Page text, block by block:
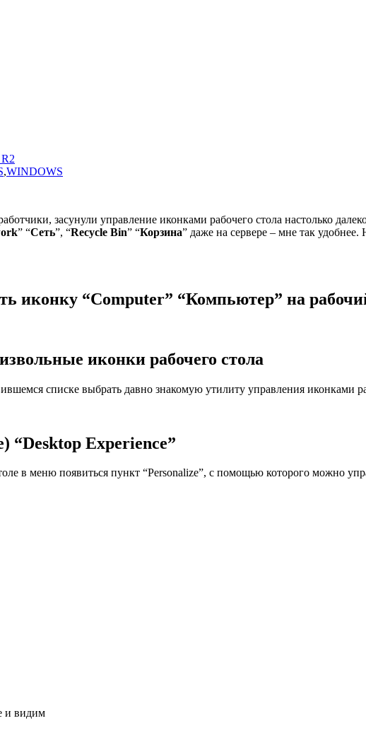
,WINDOWS
засунули управление иконками рабочего стола настолько
” “Сеть”, “Recycle Bin” “Корзина” даже на сервере – мне так
иконку “Computer” “Компьютер” на
иконки рабочего стола
списке выбрать давно знакомую утилиту управления иконками
“Desktop Experience”
в меню появиться пункт “Personalize”, с помощью которого можно
и видим